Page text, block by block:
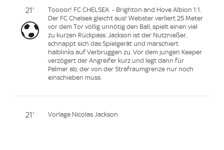
21'
Toooor! FC CHELSEA - Brighton and Hove Albion 1:1.
Der FC Chelsea gleicht aus! Webster verliert 25 Meter
vor dem Tor völlig unnötig den Ball, spielt einen viel
zu kurzen Rückpass. Jackson ist der Nutznießer,
schnappt sich das Spielgerät und marschiert
halblinks auf Verbruggen zu. Vor dem jungen Keeper
verzögert der Angreifer kurz und legt dann für
Palmer ab, der von der Strafraumgrenze nur noch
einschieben muss.
21' Vorlage Nicolas Jackson